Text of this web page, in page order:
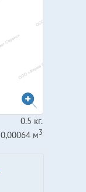
0.5 кг.
0,00064 м3